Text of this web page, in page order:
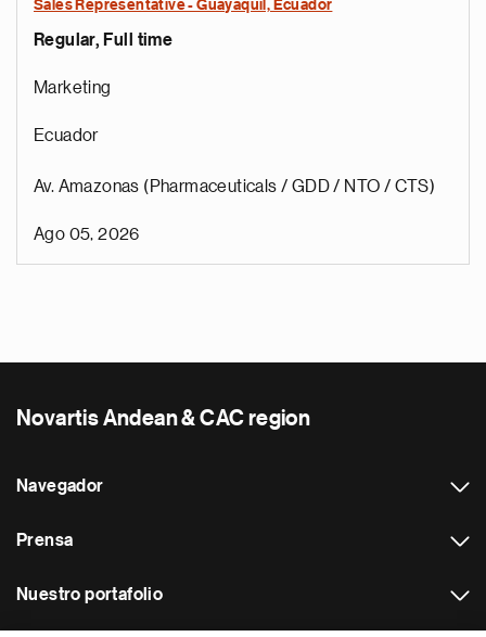
Sales Representative - Guayaquil, Ecuador
Regular, Full time
Marketing
Ecuador
Av. Amazonas (Pharmaceuticals / GDD / NTO / CTS)
Ago 05, 2026
Novartis Andean & CAC region
Navegador
Prensa
Nuestro portafolio